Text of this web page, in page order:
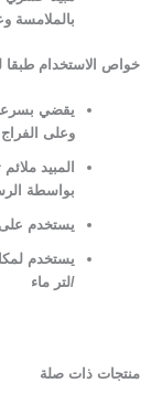
بالملامسة
خواص الاستخدام طبقا
يقضي
وعلى
المبيد
بواسطة
يستخدم على
/لتر ماء
منتجات ذات صلة